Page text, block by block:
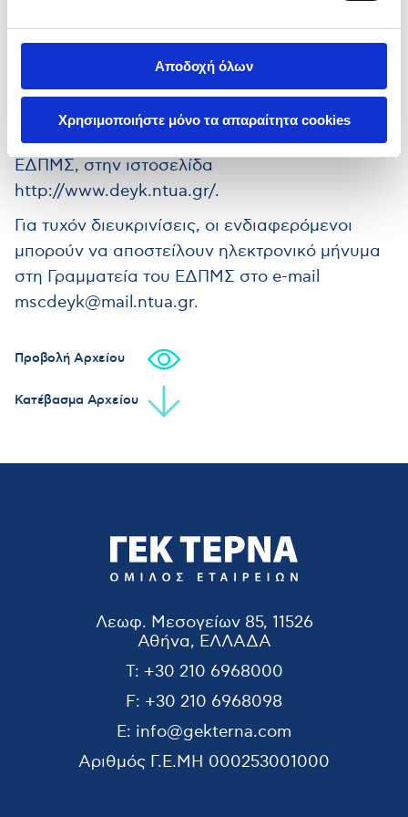
Αποδοχή όλων
Χρησιμοποιήστε μόνο τα απαραίτητα cookies
συμμετάσχουν στο ΕΔΠΜΣ-ΔΕΥΚ για το
ακαδημαϊκό έτος 2026–2027 καλούνται να
υποβάλουν τις αιτήσεις τους έως τις
31/05/2026, ηλεκτρονικά στη Γραμματεία του
ΕΔΠΜΣ, στην ιστοσελίδα
http://www.deyk.ntua.gr/.
Για τυχόν διευκρινίσεις, οι ενδιαφερόμενοι
μπορούν να αποστείλουν ηλεκτρονικό μήνυμα
στη Γραμματεία του ΕΔΠΜΣ στο e-mail
mscdeyk@mail.ntua.gr.
Προβολή Αρχείου
Κατέβασμα Αρχείου
Λεωφ. Μεσογείων 85, 11526
Αθήνα, ΕΛΛΑΔΑ
T: +30 210 6968000
F: +30 210 6968098
E: info@gekterna.com
Αριθμός Γ.Ε.ΜΗ 000253001000